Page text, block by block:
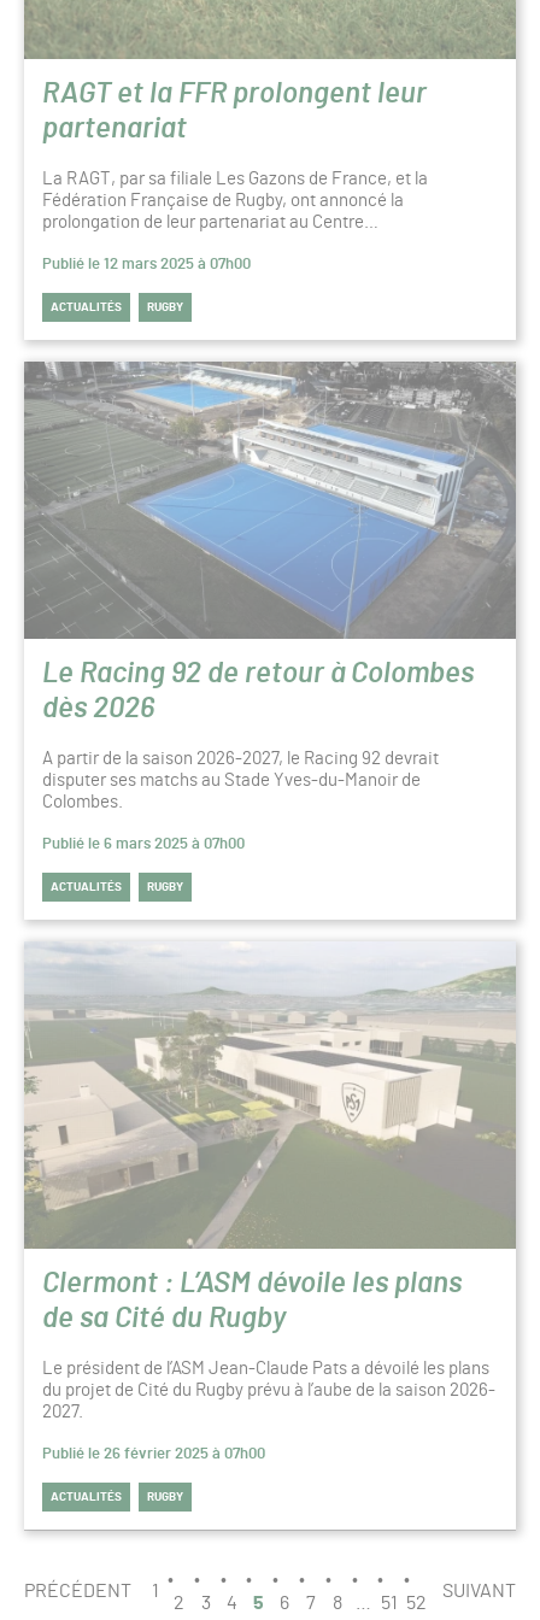
RAGT et la FFR prolongent leur
partenariat
La RAGT, par sa filiale Les Gazons de France, et la
Fédération Française de Rugby, ont annoncé la
prolongation de leur partenariat au Centre…
Publié le 12 mars 2025 à 07h00
ACTUALITÉS RUGBY
Le Racing 92 de retour à Colombes
dès 2026
A partir de la saison 2026-2027, le Racing 92 devrait
disputer ses matchs au Stade Yves-du-Manoir de
Colombes.
Publié le 6 mars 2025 à 07h00
ACTUALITÉS RUGBY
Clermont : L’ASM dévoile les plans
de sa Cité du Rugby
Le président de l’ASM Jean-Claude Pats a dévoilé les plans
du projet de Cité du Rugby prévu à l’aube de la saison 2026-
2027.
Publié le 26 février 2025 à 07h00
ACTUALITÉS RUGBY
PAGINATION
PAGE
5
PRÉCÉDENT 1
2 3 4 5 6 7 8 51 52
SUIVANT